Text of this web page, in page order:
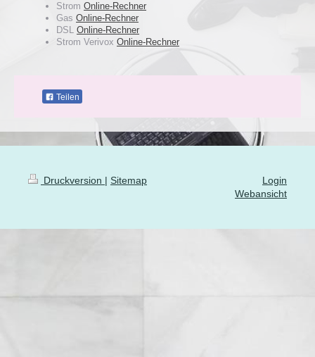
StromOnline-Rechner
GasOnline-Rechner
DSLOnline-Rechner
Strom VerivoxOnline-Rechner
Teilen
Druckversion | Sitemap
Login
Webansicht